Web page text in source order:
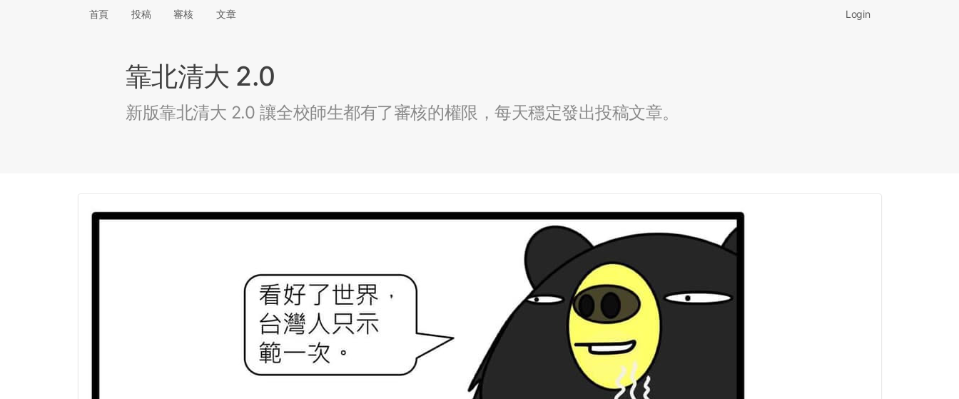
首頁 投稿 審核 文章 Login
靠北清大 2.0
新版靠北清大 2.0 讓全校師生都有了審核的權限，每天穩定發出投稿文章。